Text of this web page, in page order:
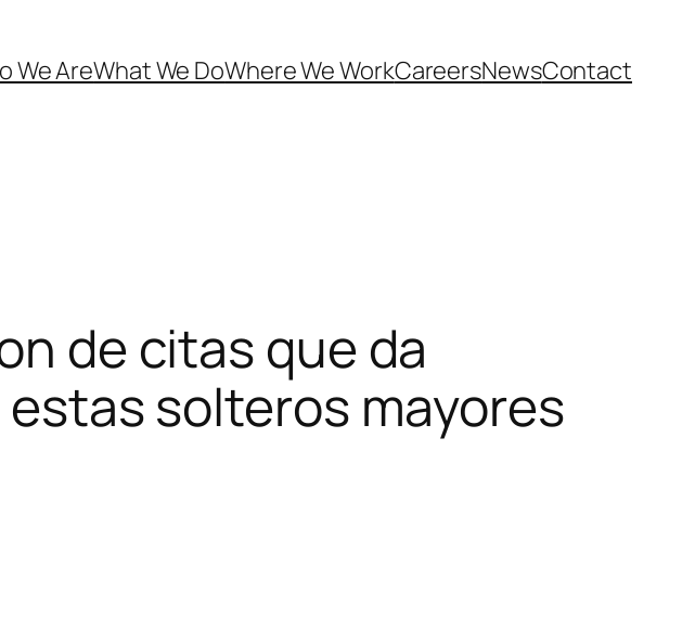
We AreWhat We DoWhere We WorkCareersNewsContact
de citas que da
solteros mayores